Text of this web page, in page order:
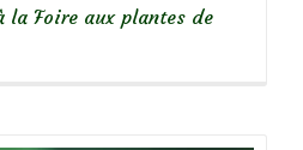
Foire aux plantes de